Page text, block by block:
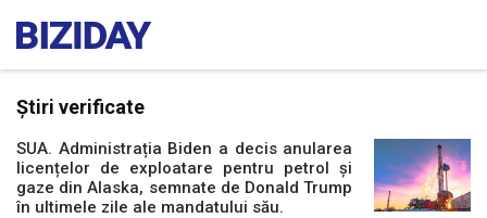
Știri verificate
SUA. Administrația Biden a decis anularea
licențelor de exploatare pentru petrol și
gaze din Alaska, semnate de Donald Trump
în ultimele zile ale mandatului său.